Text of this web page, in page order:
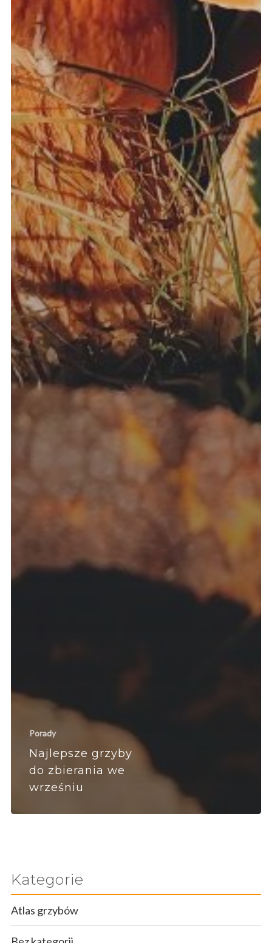
Porady
Najlepsze grzyby
do zbierania we
wrześniu
Kategorie
Atlas grzybów